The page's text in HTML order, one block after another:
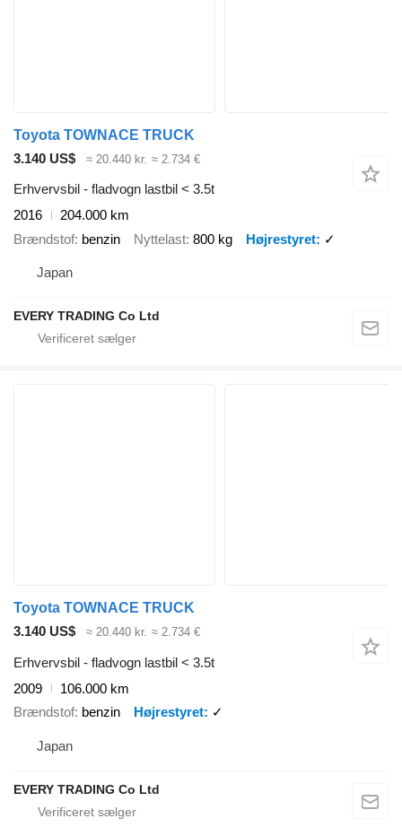
Toyota TOWNACE TRUCK
3.140 US$
≈ 20.440 kr. ≈ 2.734 €
Erhvervsbil - fladvogn lastbil < 3.5t
2016
204.000 km
Brændstof benzin Nyttelast 800 kg Højrestyret ✓
Japan
EVERY TRADING Co Ltd
Toyota TOWNACE TRUCK
3.140 US$
≈ 20.440 kr. ≈ 2.734 €
Erhvervsbil - fladvogn lastbil < 3.5t
2009
106.000 km
Brændstof benzin Højrestyret ✓
Japan
EVERY TRADING Co Ltd